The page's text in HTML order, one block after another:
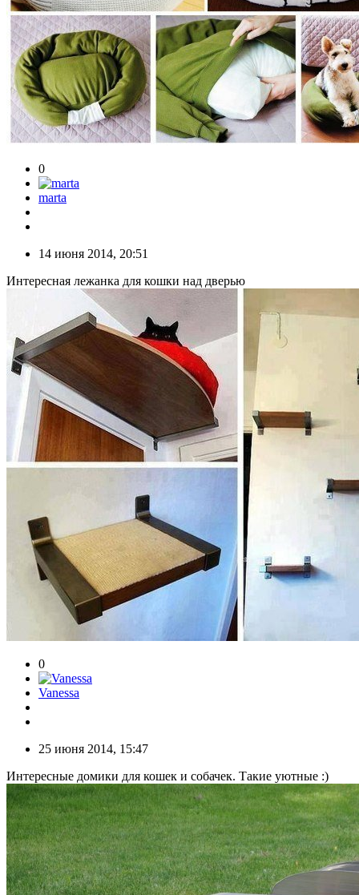
0
marta
14 июня 2014, 20:51
Интересная лежанка для кошки над дверью
0
Vanessa
25 июня 2014, 15:47
Интересные домики для кошек и собачек. Такие уютные :)